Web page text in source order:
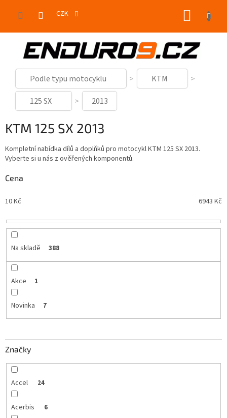
CZK
Podle typu motocyklu
KTM
125 SX
2013
KTM 125 SX 2013
Kompletní nabídka dílů a doplňků pro motocykl KTM 125 SX 2013.
Vyberte si u nás z ověřených komponentů.
Cena
10Kč 6943 Kč
Na skladě 388
Akce 1
Novinka 7
Značky
Accel 24
Acerbis 6